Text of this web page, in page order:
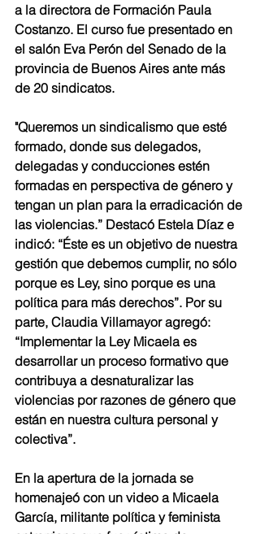
a la directora de Formación Paula
Costanzo. El curso fue presentado en
el salón Eva Perón del Senado de la
provincia de Buenos Aires ante más
de 20 sindicatos.
"Queremos un sindicalismo que esté
formado, donde sus delegados,
delegadas y conducciones estén
formadas en perspectiva de género y
tengan un plan para la erradicación de
las violencias.” Destacó Estela Díaz e
indicó: “Éste es un objetivo de nuestra
gestión que debemos cumplir, no sólo
porque es Ley, sino porque es una
política para más derechos”. Por su
parte, Claudia Villamayor agregó:
“Implementar la Ley Micaela es
desarrollar un proceso formativo que
contribuya a desnaturalizar las
violencias por razones de género que
están en nuestra cultura personal y
colectiva”.
En la apertura de la jornada se
homenajeó con un video a Micaela
García, militante política y feminista